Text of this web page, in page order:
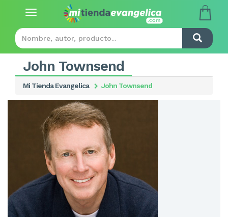
Toggle
John Townsend
Mi Tienda Evangelica John Townsend